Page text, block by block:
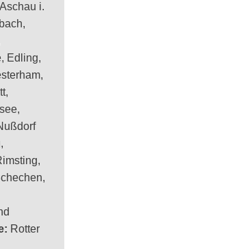
i.
Edling,
Rotter